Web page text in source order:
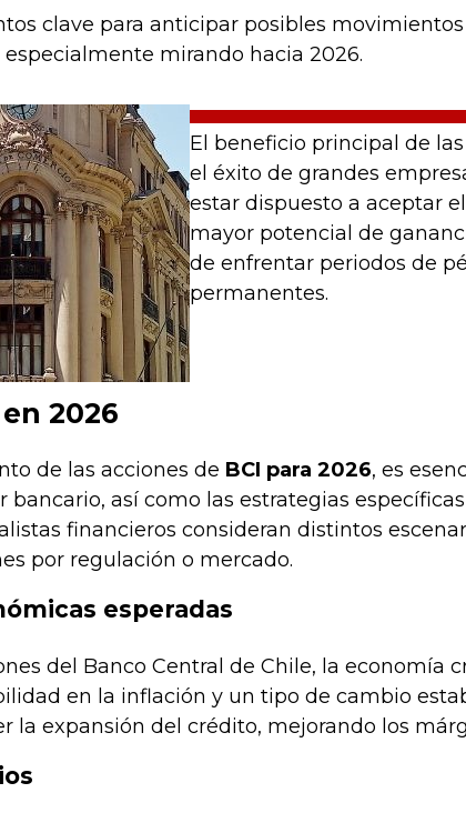
clave para anticipar posibles
mirando hacia 2026.
El beneficio principal de
el éxito de grandes
estar dispuesto a aceptar
mayor potencial de
de enfrentar periodos de
permanentes.
2026
de las acciones de BCI para 2026, es
bancario, así como las estrategias
financieros consideran distintos
por regulación o mercado.
esperadas
del Banco Central de Chile, la economía
en la inflación y un tipo de cambio
la expansión del crédito, mejorando los